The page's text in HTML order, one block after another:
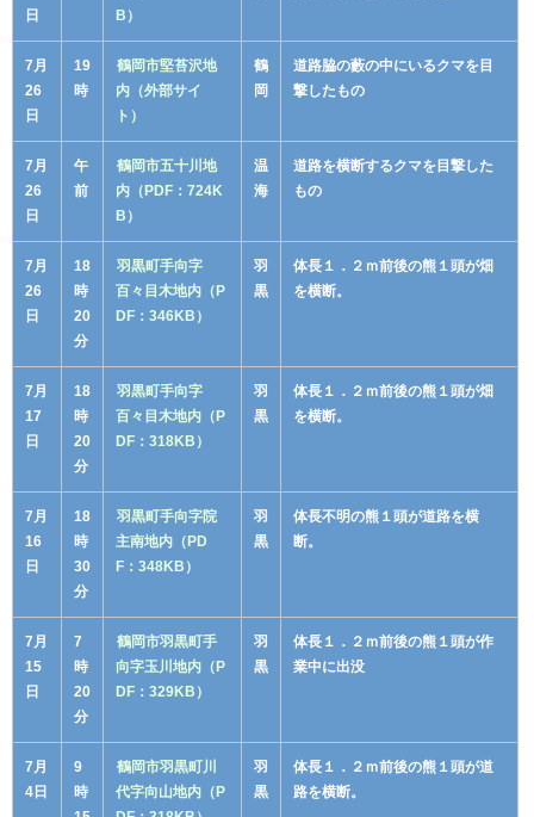
日
B）
7月
26
日
19
時
鶴岡市堅苔沢地
内（外部サイ
ト）
鶴
岡
道路脇の藪の中にいるクマを目
撃したもの
7月
26
日
午
前
鶴岡市五十川地
内（PDF：724K
B）
温
海
道路を横断するクマを目撃した
もの
7月
26
日
18
時
20
分
羽黒町手向字
百々目木地内（P
DF：346KB）
羽
黒
体長１．２ｍ前後の熊１頭が畑
を横断。
7月
17
日
18
時
20
分
羽黒町手向字
百々目木地内（P
DF：318KB）
羽
黒
体長１．２ｍ前後の熊１頭が畑
を横断。
7月
16
日
18
時
30
分
羽黒町手向字院
主南地内（PD
F：348KB）
羽
黒
体長不明の熊１頭が道路を横
断。
7月
15
日
7
時
20
分
鶴岡市羽黒町手
向字玉川地内（P
DF：329KB）
羽
黒
体長１．２ｍ前後の熊１頭が作
業中に出没
7月
4日
9
時
鶴岡市羽黒町川
代字向山地内（P
羽
黒
体長１．２ｍ前後の熊１頭が道
路を横断。